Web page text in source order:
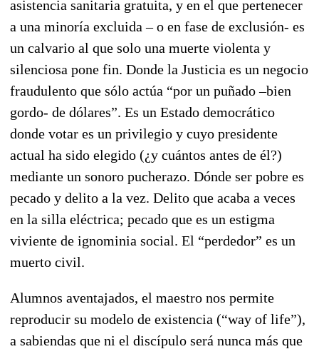
asistencia sanitaria gratuita, y en el que pertenecer
a una minoría excluida – o en fase de exclusión- es
un calvario al que solo una muerte violenta y
silenciosa pone fin. Donde la Justicia es un negocio
fraudulento que sólo actúa “por un puñado –bien
gordo- de dólares”. Es un Estado democrático
donde votar es un privilegio y cuyo presidente
actual ha sido elegido (¿y cuántos antes de él?)
mediante un sonoro pucherazo. Dónde ser pobre es
pecado y delito a la vez. Delito que acaba a veces
en la silla eléctrica; pecado que es un estigma
viviente de ignominia social. El “perdedor” es un
muerto civil.
Alumnos aventajados, el maestro nos permite
reproducir su modelo de existencia (“way of life”),
a sabiendas que ni el discípulo será nunca más que